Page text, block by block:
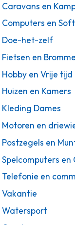
Caravans en
Computers en
Doe-het-zelf
Fietsen en
Hobby en Vrije tijd
Huizen en Kamers
Kleding Dames
Motoren en
Postzegels en
Spelcomputers en
Telefonie en
Vakantie
Watersport